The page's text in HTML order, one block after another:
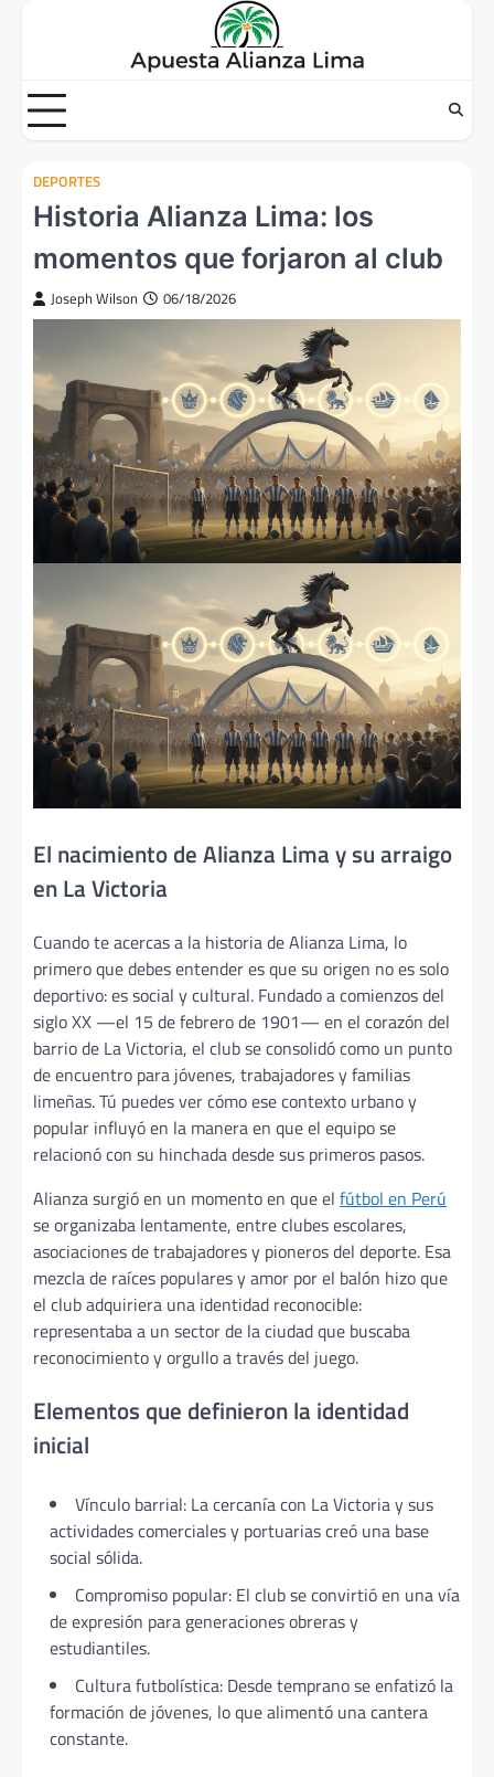
DEPORTES
Historia Alianza Lima: los
momentos que forjaron al club
Joseph Wilson 06/18/2026
El nacimiento de Alianza Lima y su arraigo
en La Victoria
Cuando te acercas a la historia de Alianza Lima, lo
primero que debes entender es que su origen no es solo
deportivo: es social y cultural. Fundado a comienzos del
siglo XX —el 15 de febrero de 1901— en el corazón del
barrio de La Victoria, el club se consolidó como un punto
de encuentro para jóvenes, trabajadores y familias
limeñas. Tú puedes ver cómo ese contexto urbano y
popular influyó en la manera en que el equipo se
relacionó con su hinchada desde sus primeros pasos.
Alianza surgió en un momento en que el fútbol en Perú
se organizaba lentamente, entre clubes escolares,
asociaciones de trabajadores y pioneros del deporte. Esa
mezcla de raíces populares y amor por el balón hizo que
el club adquiriera una identidad reconocible:
representaba a un sector de la ciudad que buscaba
reconocimiento y orgullo a través del juego.
Elementos que definieron la identidad
inicial
Vínculo barrial: La cercanía con La Victoria y sus
actividades comerciales y portuarias creó una base
social sólida.
Compromiso popular: El club se convirtió en una vía
de expresión para generaciones obreras y
estudiantiles.
Cultura futbolística: Desde temprano se enfatizó la
formación de jóvenes, lo que alimentó una cantera
constante.